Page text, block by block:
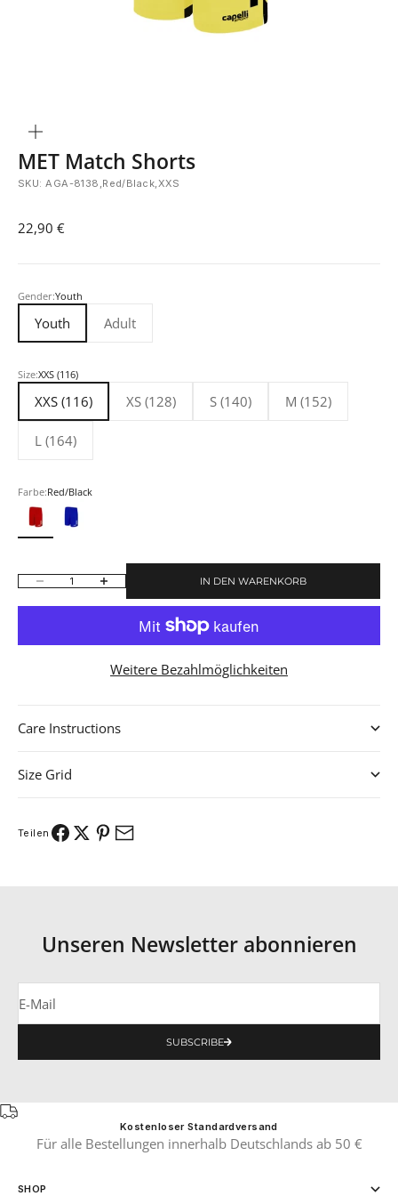
MET Match Shorts
SKU: AGA-8138,Red/Black,XXS
Angebot
22,90 €
Gender:Youth
Youth Adult
Size:XXS (116)
XXS (116) XS (128) S (140) M (152)
L (164)
Farbe:Red/Black
Red/BlackRoyal Blue/Black
Anzahl verringernAnzahl erhöhen IN DEN WARENKORB
Weitere Bezahlmöglichkeiten
Care Instructions
Size Grid
Teilen
Unseren Newsletter abonnieren
E-Mail
SUBSCRIBE
Kostenloser Standardversand
Für alle Bestellungen innerhalb Deutschlands ab 50 €
SHOP